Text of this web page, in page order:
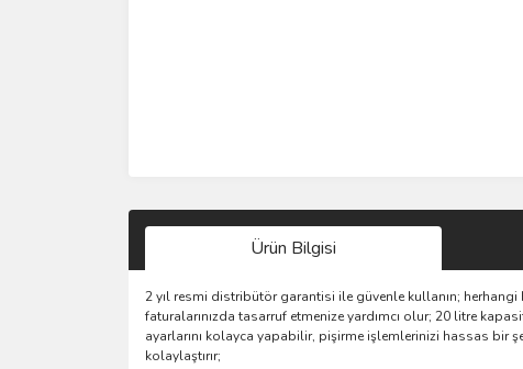
Ürün Bilgisi
2 yıl resmi distribütör garantisi ile güvenle kullanın; herhangi
faturalarınızda tasarruf etmenize yardımcı olur; 20 litre
ayarlarını kolayca yapabilir, pişirme işlemlerinizi hassas bir
kolaylaştırır;